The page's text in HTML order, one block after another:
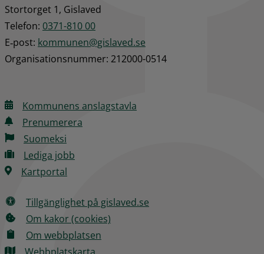
Stortorget 1, Gislaved
Telefon: 0371-810 00
E‑post: kommunen@gislaved.se
Organisationsnummer: 212000-0514
Kommunens anslagstavla
Prenumerera
Suomeksi
Lediga jobb
Kartportal
Tillgänglighet på gislaved.se
Om kakor (cookies)
Om webbplatsen
Webbplatskarta